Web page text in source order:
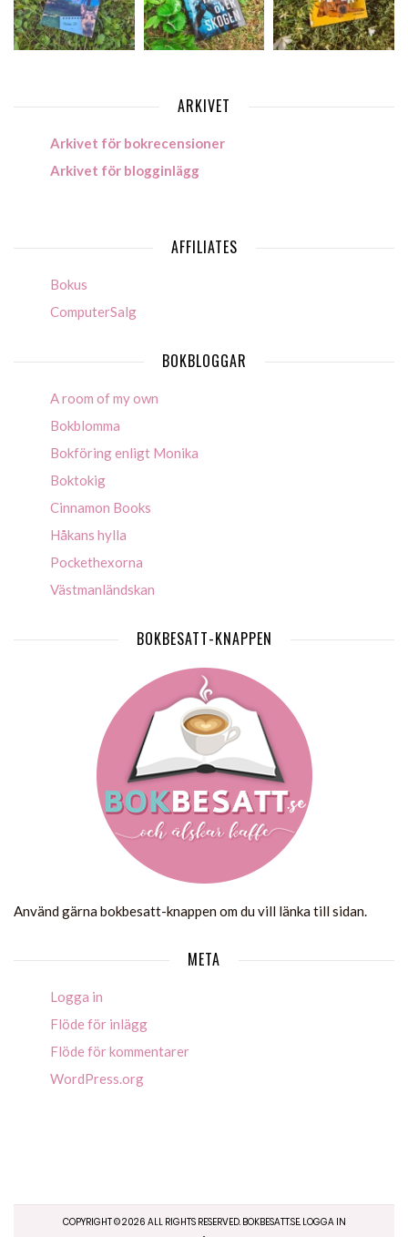
ARKIVET
Arkivet för bokrecensioner
Arkivet för blogginlägg
AFFILIATES
Bokus
ComputerSalg
BOKBLOGGAR
A room of my own
Bokblomma
Bokföring enligt Monika
Boktokig
Cinnamon Books
Håkans hylla
Pockethexorna
Västmanländskan
BOKBESATT-KNAPPEN
Använd gärna bokbesatt-knappen om du vill länka till sidan.
META
Logga in
Flöde för inlägg
Flöde för kommentarer
WordPress.org
COPYRIGHT ©2026 ALL RIGHTS RESERVED. BOKBESATT.SE. LOGGA IN